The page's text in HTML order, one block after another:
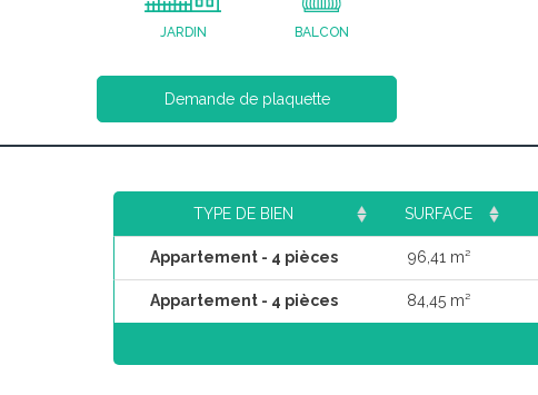
JARDIN BALCON
Demande de plaquette
TYPE DE BIEN SURFACE
Appartement - 4 pièces 96,41 m²
Appartement - 4 pièces 84,45 m²